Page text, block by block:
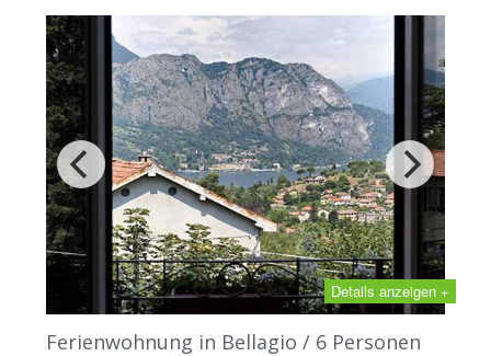
Details anzeigen +
Ferienwohnung in Bellagio / 6 Personen